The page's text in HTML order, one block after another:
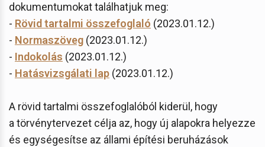
dokumentumokat találhatjuk meg:
- Rövid tartalmi összefoglaló (2023.01.12.)
- Normaszöveg (2023.01.12.)
- Indokolás (2023.01.12.)
- Hatásvizsgálati lap (2023.01.12.)
A rövid tartalmi összefoglalóból kiderül, hogy
a törvénytervezet célja az, hogy új alapokra helyezze
és egységesítse az állami építési beruházások